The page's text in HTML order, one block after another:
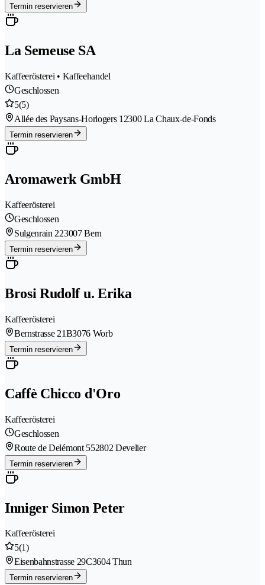
Termin reservieren
La Semeuse SA
Kaffeerösterei • Kaffeehandel
Geschlossen
5(5)
Allée des Paysans-Horlogers 1 2300 La Chaux-de-Fonds
Termin reservieren
Aromawerk GmbH
Kaffeerösterei
Geschlossen
Sulgenrain 223007 Bern
Termin reservieren
Brosi Rudolf u. Erika
Kaffeerösterei
Bernstrasse 21B3076 Worb
Termin reservieren
Caffè Chicco d'Oro
Kaffeerösterei
Geschlossen
Route de Delémont 552802 Develier
Termin reservieren
Inniger Simon Peter
Kaffeerösterei
5(1)
Eisenbahnstrasse 29C3604 Thun
Termin reservieren